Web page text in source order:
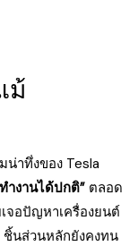
ม้
น่าทึ่งของ Tesla
ำงานได้ปกติ” ตลอด
จอปัญหาเครื่องยนต์
ชิ้นส่วนหลักยังคงทน